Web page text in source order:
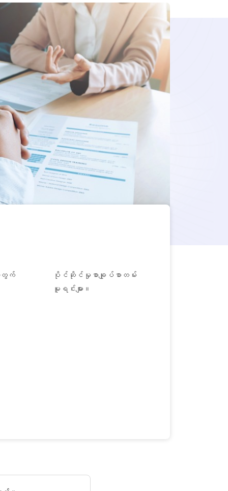
အတွက်
ပိုင်ဆိုင်မှုစာချုပ်စာတမ်း
မူရင်းများ။